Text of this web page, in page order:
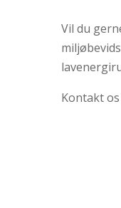
Vil du
Kontakt